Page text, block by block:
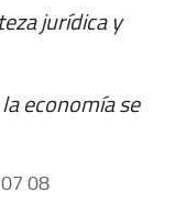
jurídica y
economía se
07 08